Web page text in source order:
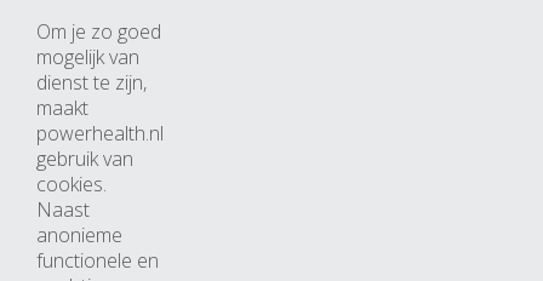
4817 ZH breda
Nederland
Horaires d’ouvertures
Du lundi au jeudi: 09:00 – 17:00
Vendredi: 09:00 – 15:00
Om je zo goed
mogelijk van
dienst te zijn,
maakt
powerhealth.nl
gebruik van
cookies.
Naast
anonieme
functionele en